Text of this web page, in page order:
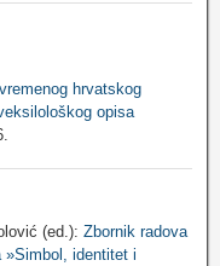
hrvatskog
opisa
(ed.): Zbornik radova
»Simbol, identitet i